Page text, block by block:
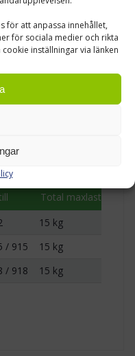
för att anpassa innehållet,
för sociala medier och rikta
inställningar via länken
som ofta behöver
BORD
Välj modell
så att
Total maxlast
15 kg
/ 915
15 kg
/ 918 15 kg